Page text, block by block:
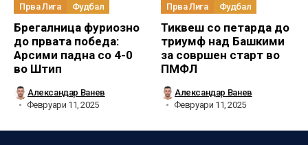
Прва Лига Фудбал
Брегалница фуриозно
до првата победа:
Арсими падна со 4-0
во Штип
Александар Ванев
Февруари 11, 2025
Прва Лига Фудбал
Тиквеш со петарда до
триумф над Башкими
за совршен старт во
ПМФЛ
Александар Ванев
Февруари 11, 2025